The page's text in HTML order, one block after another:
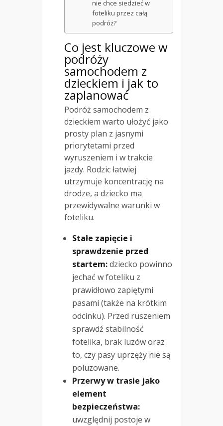
nie chce siedzieć w
foteliku przez całą
podróż?
Co jest kluczowe w
podróży
samochodem z
dzieckiem i jak to
zaplanować
Podróż samochodem z
dzieckiem warto ułożyć jako
prosty plan z jasnymi
priorytetami przed
wyruszeniem i w trakcie
jazdy. Rodzic łatwiej
utrzymuje koncentrację na
drodze, a dziecko ma
przewidywalne warunki w
foteliku.
Stałe zapięcie i
sprawdzenie przed
startem:dziecko powinno
jechać w foteliku z
prawidłowo zapiętymi
pasami (także na krótkim
odcinku). Przed ruszeniem
sprawdź stabilność
fotelika, brak luzów oraz
to, czy pasy uprzęży nie są
poluzowane.
Przerwy w trasie jako
element
bezpieczeństwa:
uwzględnij postoje w